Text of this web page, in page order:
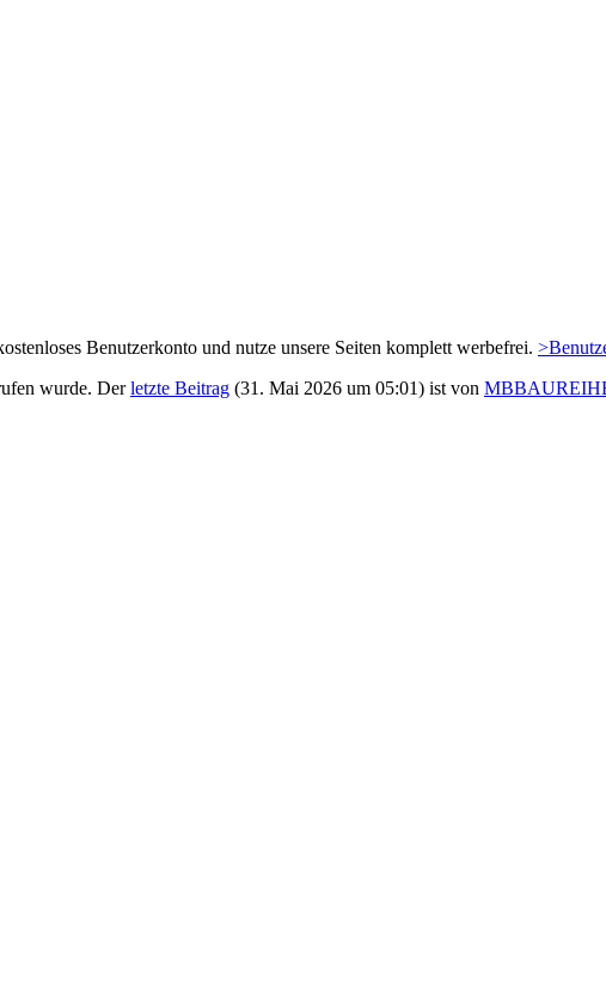
Benutzerkonto und nutze unsere Seiten komplett werbefrei.
wurde. Derletzte Beitrag (31. Mai 2026 um 05:01) ist von